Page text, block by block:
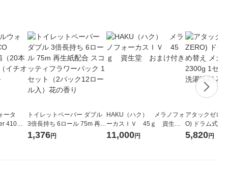
ータ
410ml
レス
トイレットペーパー ダブル
3倍長持ち 6ロール 75m 再生
紙配合 スコッティフラワー
1,376円
HAKU（ハク） メラノフォ
ーカスＩＶ 45ｇ 資生
堂 おまけ付き
11,000円
アタックゼロ
O) ドラム式専
ガジャンボ
5,820円